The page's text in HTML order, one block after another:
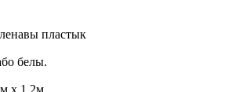
пластык
белы.
х 1,2м…